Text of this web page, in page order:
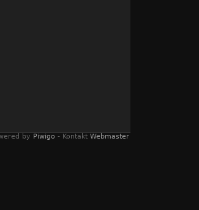
by Piwigo - Kontakt Webmaster